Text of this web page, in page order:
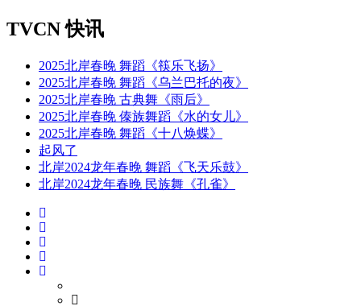
TVCN 快讯
2025北岸春晚 舞蹈《筷乐飞扬》
2025北岸春晚 舞蹈《乌兰巴托的夜》
2025北岸春晚 古典舞《雨后》
2025北岸春晚 傣族舞蹈《水的女儿》
2025北岸春晚 舞蹈《十八焕蝶》
起风了
北岸2024龙年春晚 舞蹈《飞天乐鼓》
北岸2024龙年春晚 民族舞《孔雀》